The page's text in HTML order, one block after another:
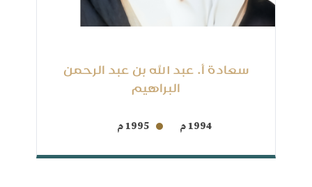
سعادة أ. عبد الله بن عبد الرحمن
البراهيم
1994 م 1995 م